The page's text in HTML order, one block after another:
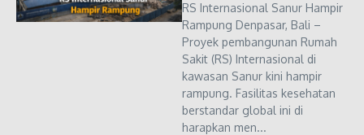
RS Internasional Sanur Hampir
Rampung Denpasar, Bali –
Proyek pembangunan Rumah
Sakit (RS) Internasional di
kawasan Sanur kini hampir
rampung. Fasilitas kesehatan
berstandar global ini di
harapkan men...